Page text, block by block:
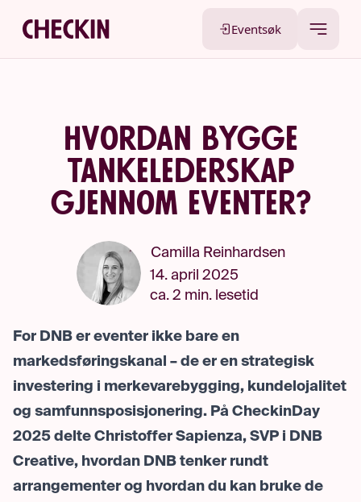
Eventsøk
Hvordan bygge
tankelederskap
gjennom eventer?
Camilla Reinhardsen
14. april 2025
ca. 2 min. lesetid
For DNB er eventer ikke bare en
markedsføringskanal – de er en strategisk
investering i merkevarebygging, kundelojalitet
og samfunnsposisjonering. På CheckinDay
2025 delte Christoffer Sapienza, SVP i DNB
Creative, hvordan DNB tenker rundt
arrangementer og hvordan du kan bruke de